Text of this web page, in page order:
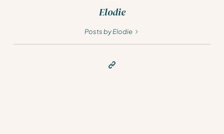
Elodie
Posts by Elodie